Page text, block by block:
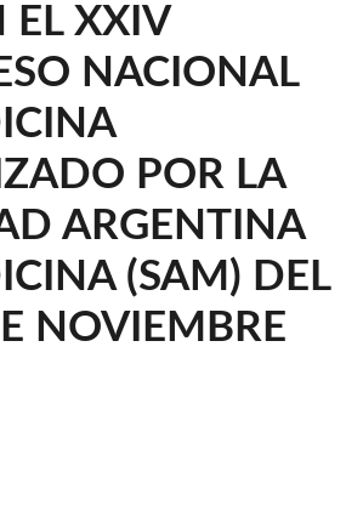
EL XXIV
NACIONAL
POR LA
ARGENTINA
(SAM) DEL
NOVIEMBRE